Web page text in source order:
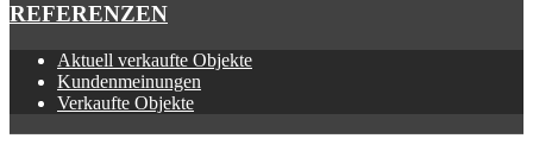
REFERENZEN
Aktuell verkaufte Objekte
Kundenmeinungen
Verkaufte Objekte